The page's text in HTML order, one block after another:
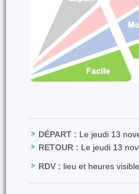
DÉPART : Le jeudi 13
RETOUR : Le jeudi 13
RDV : lieu et heures